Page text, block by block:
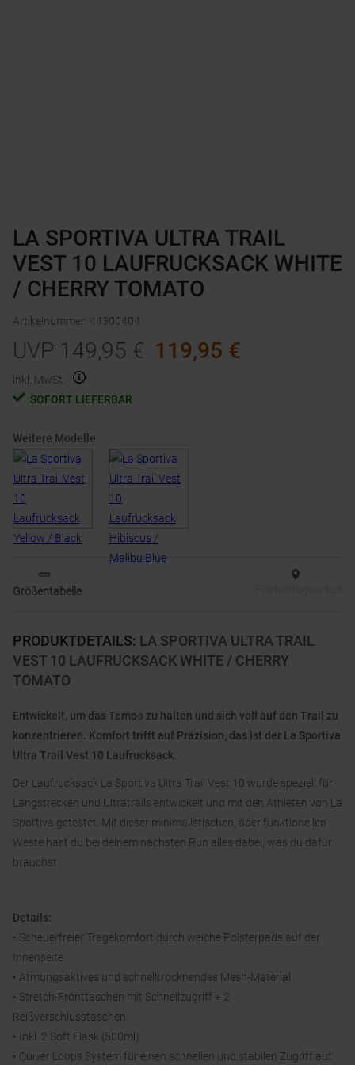
PRODUKTDETAILS: LA SPORTIVA ULTRA TRAIL
VEST 10 LAUFRUCKSACK WHITE / CHERRY
TOMATO
Entwickelt, um das Tempo zu halten und sich voll auf den Trail zu
konzentrieren. Komfort trifft auf Präzision, das ist der La Sportiva
Ultra Trail Vest 10 Laufrucksack.
Der Laufrucksack La Sportiva Ultra Trail Vest 10 wurde speziell für
Langstrecken und Ultratrails entwickelt und mit den Athleten von La
Sportiva getestet. Mit dieser minimalistischen, aber funktionellen
Weste hast du bei deinem nächsten Run alles dabei, was du dafür
brauchst.
Details:
• Scheuerfreier Tragekomfort durch weiche Polsterpads auf der
Innenseite
• Atmungsaktives und schnelltrocknendes Mesh-Material
• Stretch-Fronttaschen mit Schnellzugriff + 2
Reißverschlusstaschen
• Inkl. 2 Soft Flask (500ml)
• Quiver Loops System für einen schnellen und stabilen Zugriff auf
LA SPORTIVA ULTRA TRAIL
VEST 10 LAUFRUCKSACK WHITE
/ CHERRY TOMATO
Artikelnummer: 44300404
UVP 149,95 € 119,95 €
inkl. MwSt.
SOFORT LIEFERBAR
Weitere Modelle
Größentabelle